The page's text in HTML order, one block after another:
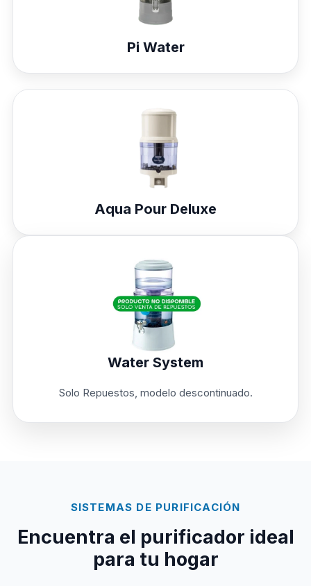
Pi Water
Aqua Pour Deluxe
Water System
Solo Repuestos, modelo descontinuado.
SISTEMAS DE PURIFICACIÓN
Encuentra el purificador ideal
para tu hogar